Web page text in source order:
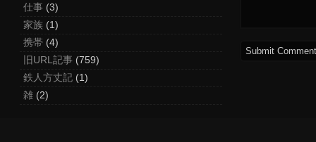
仕事 (3)
家族 (1)
携帯 (4)
旧URL記事 (759)
鉄人方丈記 (1)
雑 (2)